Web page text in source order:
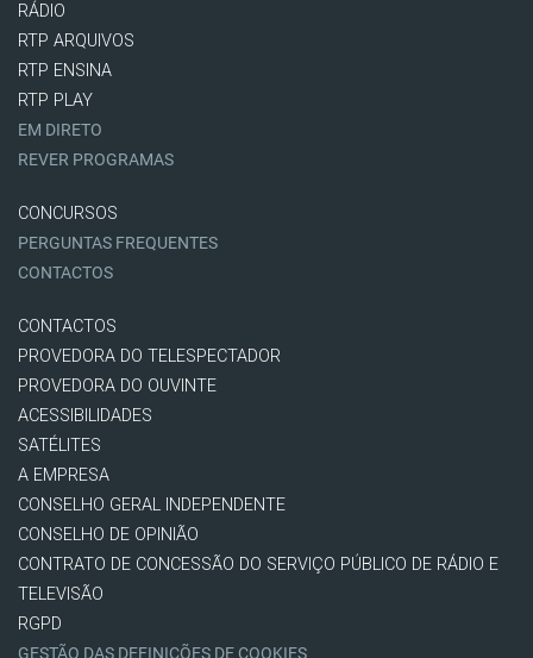
RÁDIO
RTP ARQUIVOS
RTP ENSINA
RTP PLAY
EM DIRETO
REVER PROGRAMAS
CONCURSOS
PERGUNTAS FREQUENTES
CONTACTOS
CONTACTOS
PROVEDORA DO TELESPECTADOR
PROVEDORA DO OUVINTE
ACESSIBILIDADES
SATÉLITES
A EMPRESA
CONSELHO GERAL INDEPENDENTE
CONSELHO DE OPINIÃO
CONTRATO DE CONCESSÃO DO SERVIÇO PÚBLICO DE RÁDIO E
TELEVISÃO
RGPD